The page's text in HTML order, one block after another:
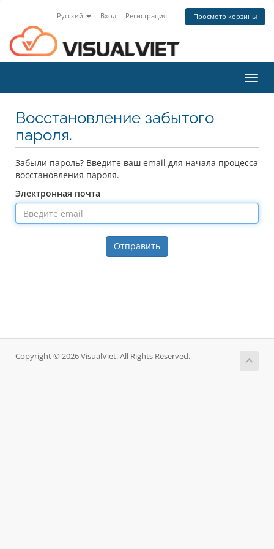
Русский Вход Регистрация Просмотр корзины
Восстановление забытого
пароля.
Забыли пароль? Введите ваш email для начала процесса
восстановления пароля.
Электронная почта
Отправить
Copyright © 2026 VisualViet. All Rights Reserved.